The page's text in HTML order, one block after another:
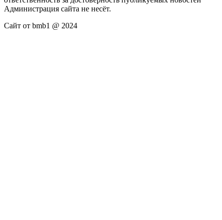
Администрация сайта не несёт.
Сайт от bmb1 @ 2024